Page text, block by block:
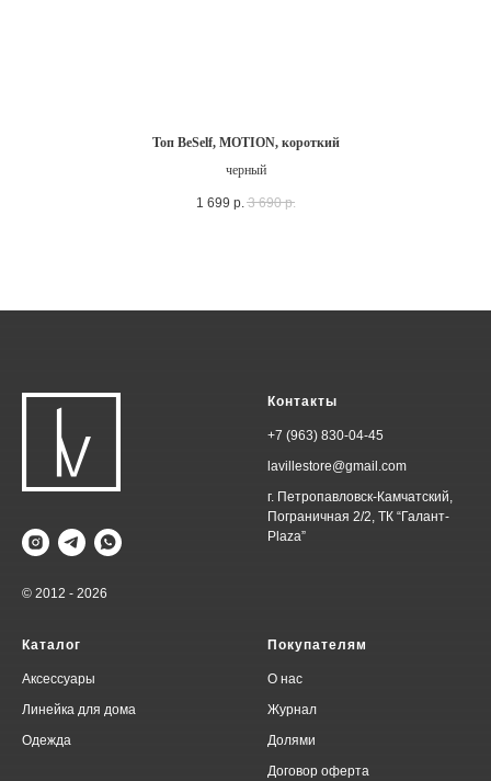
Топ BeSelf, MOTION, короткий
черный
1 699 р. 3 690 р.
© 2012 - 2026
Контакты
+7 (963) 830-04-45
lavillestore@gmail.com
г. Петропавловск-Камчатский,
Пограничная 2/2, ТК “Галант-
Plaza”
Каталог
Аксессуары
Линейка для дома
Одежда
Покупателям
О нас
Журнал
Долями
Договор оферта